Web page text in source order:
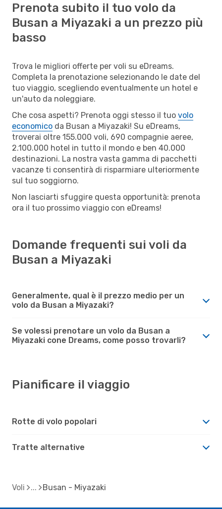
Prenota subito il tuo volo da
Busan a Miyazaki a un prezzo più
basso
Trova le migliori offerte per voli su eDreams.
Completa la prenotazione selezionando le date del
tuo viaggio, scegliendo eventualmente un hotel e
un'auto da noleggiare.
Che cosa aspetti? Prenota oggi stesso il tuo volo
economico da Busan a Miyazaki! Su eDreams,
troverai oltre 155.000 voli, 690 compagnie aeree,
2.100.000 hotel in tutto il mondo e ben 40.000
destinazioni. La nostra vasta gamma di pacchetti
vacanze ti consentirà di risparmiare ulteriormente
sul tuo soggiorno.
Non lasciarti sfuggire questa opportunità: prenota
ora il tuo prossimo viaggio con eDreams!
Domande frequenti sui voli da
Busan a Miyazaki
Generalmente, qual è il prezzo medio per un
volo da Busan a Miyazaki?
Se volessi prenotare un volo da Busan a
Miyazaki cone Dreams, come posso trovarli?
Pianificare il viaggio
Rotte di volo popolari
Tratte alternative
Voli Busan - Miyazaki